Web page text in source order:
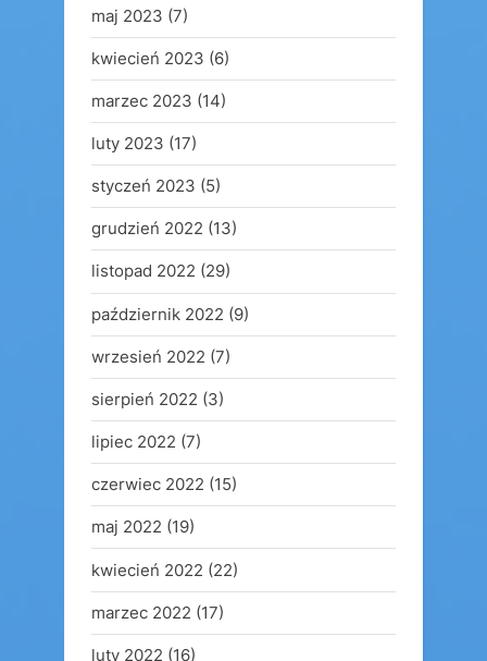
maj 2023 (7)
kwiecień 2023 (6)
marzec 2023 (14)
luty 2023 (17)
styczeń 2023 (5)
grudzień 2022 (13)
listopad 2022 (29)
październik 2022 (9)
wrzesień 2022 (7)
sierpień 2022 (3)
lipiec 2022 (7)
czerwiec 2022 (15)
maj 2022 (19)
kwiecień 2022 (22)
marzec 2022 (17)
luty 2022 (16)